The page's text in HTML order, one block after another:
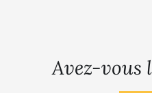
L11 (20Gh)
Avez-vous